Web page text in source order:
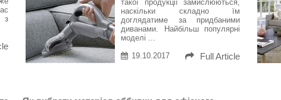
з
такої продукції замислюються,
наскільки складно їм
доглядатиме за придбаними
диванами. Найбільш популярні
моделі ...
19.10.2017
Full Article